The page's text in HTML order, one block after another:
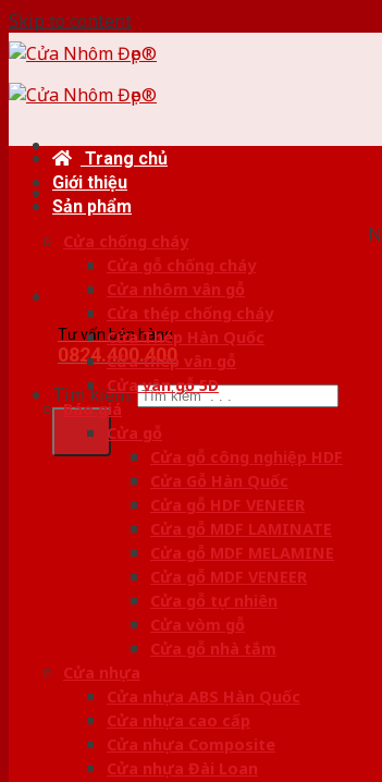
Skip to content
Tư vấn bán hàng
0824.400.400
Tìm kiếm:
Trang chủ
Giới thiệu
Sản phẩm
Cửa chống cháy
Cửa gỗ chống cháy
Cửa nhôm vân gỗ
Cửa thép chống cháy
Cửa Thép Hàn Quốc
Cửa thép vân gỗ
Cửa vân gỗ 5D
Báo giá
Cửa gỗ
Cửa gỗ công nghiệp HDF
Cửa Gỗ Hàn Quốc
Cửa gỗ HDF VENEER
Cửa gỗ MDF LAMINATE
Cửa gỗ MDF MELAMINE
Cửa gỗ MDF VENEER
Cửa gỗ tự nhiên
Cửa vòm gỗ
Cửa gỗ nhà tắm
Cửa nhựa
Cửa nhựa ABS Hàn Quốc
Cửa nhựa cao cấp
Cửa nhựa Composite
Cửa nhựa Đài Loan